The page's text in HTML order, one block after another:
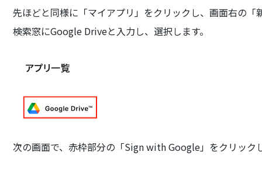
先ほどと同様に「マイアプリ」をクリックし、画面右の「
検索窓にGoogle Driveと入力し、選択します。
次の画面で、赤枠部分の「Sign with Google」をクリック